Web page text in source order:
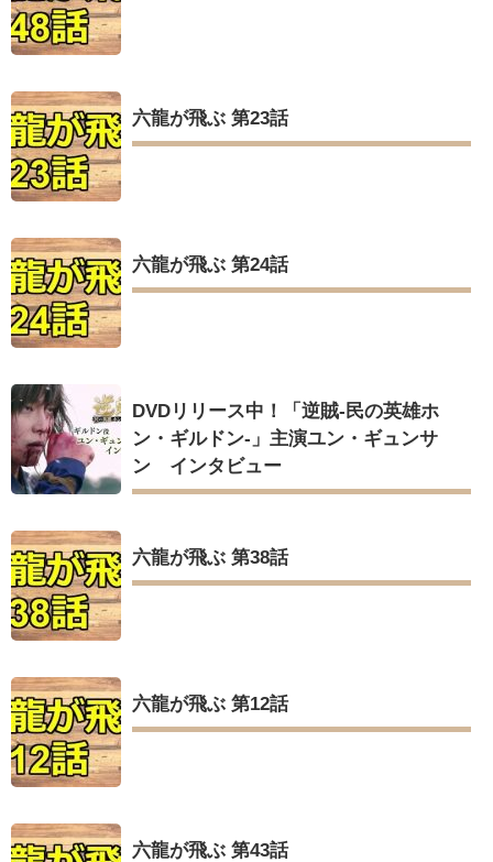
六龍が飛ぶ 第23話
六龍が飛ぶ 第24話
DVDリリース中！「逆賊‐民の英雄ホ
ン・ギルドン‐」主演ユン・ギュンサ
ン インタビュー
六龍が飛ぶ 第38話
六龍が飛ぶ 第12話
六龍が飛ぶ 第43話